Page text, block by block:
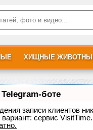
ХИЩНЫЕ
боте
записи клиентов
сервис VisitTime.
.